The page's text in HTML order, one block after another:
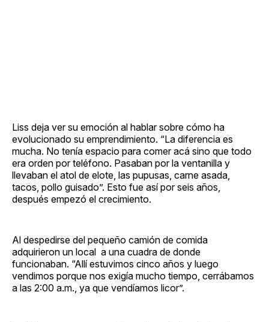
Liss deja ver su emoción al hablar sobre cómo ha
evolucionado su emprendimiento. “La diferencia es
mucha. No tenía espacio para comer acá sino que todo
era orden por teléfono. Pasaban por la ventanilla y
llevaban el atol de elote, las pupusas, carne asada,
tacos, pollo guisado”. Esto fue así por seis años,
después empezó el crecimiento.
Al despedirse del pequeño camión de comida
adquirieron un local a una cuadra de donde
funcionaban. “Allí estuvimos cinco años y luego
vendimos porque nos exigía mucho tiempo, cerrábamos
a las 2:00 a.m., ya que vendíamos licor”.